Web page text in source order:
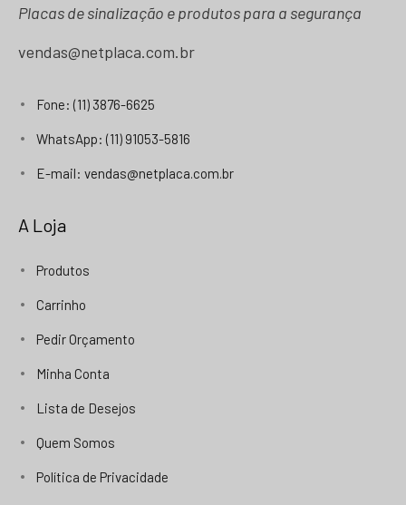
Placas de sinalização e produtos para a segurança
vendas@netplaca.com.br
Fone: (11) 3876-6625
WhatsApp: (11) 91053-5816
E-mail: vendas@netplaca.com.br
A Loja
Produtos
Carrinho
Pedir Orçamento
Minha Conta
Lista de Desejos
Quem Somos
Política de Privacidade